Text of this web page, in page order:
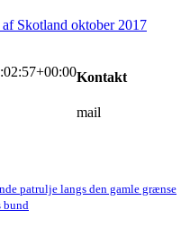
Skotland oktober 2017
patrulje langs den gamle grænse
bund
Kontakt
mail